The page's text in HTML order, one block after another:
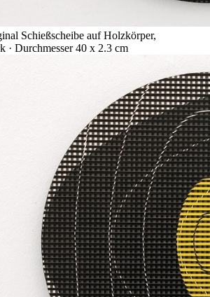
Schießscheibe auf Holzkörper,
· Durchmesser 40 x 2.3 cm